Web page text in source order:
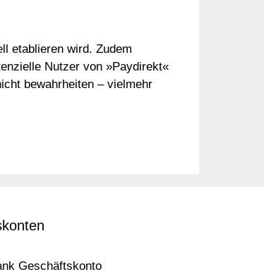
etablieren wird. Zudem
Nutzer von »Paydirekt«
bewahrheiten – vielmehr
Geschäftskonto